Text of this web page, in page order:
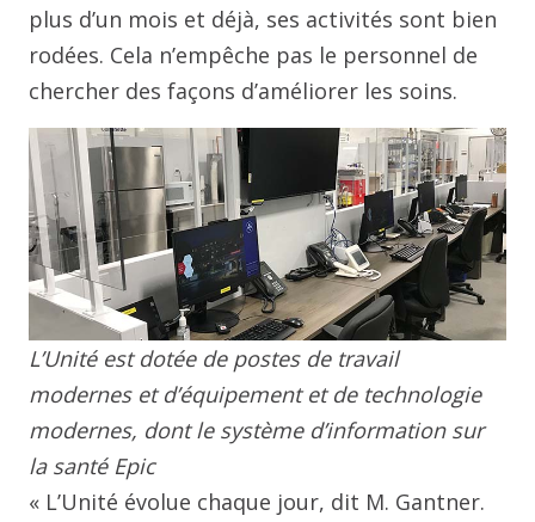
plus d’un mois et déjà, ses activités sont bien
rodées. Cela n’empêche pas le personnel de
chercher des façons d’améliorer les soins.
L’Unité est dotée de postes de travail
modernes et d’équipement et de technologie
modernes, dont le système d’information sur
la santé Epic
« L’Unité évolue chaque jour, dit M. Gantner.